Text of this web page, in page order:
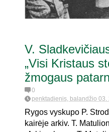
V.
„Visi Kristaus
žmogaus
0
penktadienis, balandžio 03,
Rygos vyskupo P.
kairėje arkiv. T.